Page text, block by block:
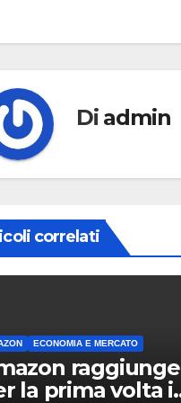
Di admin
correlati
ECONOMIA E MERCATO
raggiunge
la prima volta i